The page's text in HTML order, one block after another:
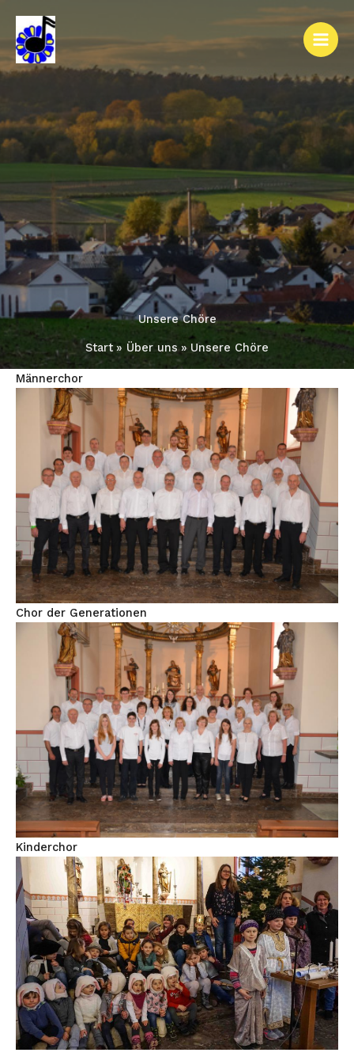
Inhalt
springen
Unsere Chöre
Start
Über uns Unsere Chöre
Männerchor
Chor der Generationen
Kinderchor